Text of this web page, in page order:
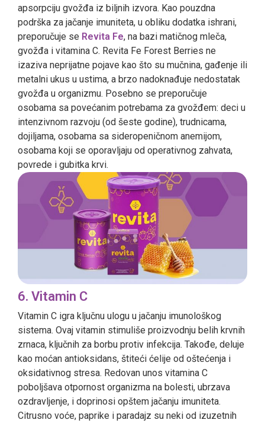
apsorpciju gvožđa iz biljnih izvora. Kao pouzdna
podrška za jačanje imuniteta, u obliku dodatka ishrani,
preporučuje se Revita Fe, na bazi matičnog mleča,
gvožđa i vitamina C. Revita Fe Forest Berries ne
izaziva neprijatne pojave kao što su mučnina, gađenje ili
metalni ukus u ustima, a brzo nadoknađuje nedostatak
gvožđa u organizmu. Posebno se preporučuje
osobama sa povećanim potrebama za gvožđem: deci u
intenzivnom razvoju (od šeste godine), trudnicama,
dojiljama, osobama sa sideropeničnom anemijom,
osobama koji se oporavljaju od operativnog zahvata,
povrede i gubitka krvi.
6. Vitamin C
Vitamin C igra ključnu ulogu u jačanju imunološkog
sistema. Ovaj vitamin stimuliše proizvodnju belih krvnih
zrnaca, ključnih za borbu protiv infekcija. Takođe, deluje
kao moćan antioksidans, štiteći ćelije od oštećenja i
oksidativnog stresa. Redovan unos vitamina C
poboljšava otpornost organizma na bolesti, ubrzava
ozdravljenje, i doprinosi opštem jačanju imuniteta.
Citrusno voće, paprike i paradajz su neki od izuzetnih